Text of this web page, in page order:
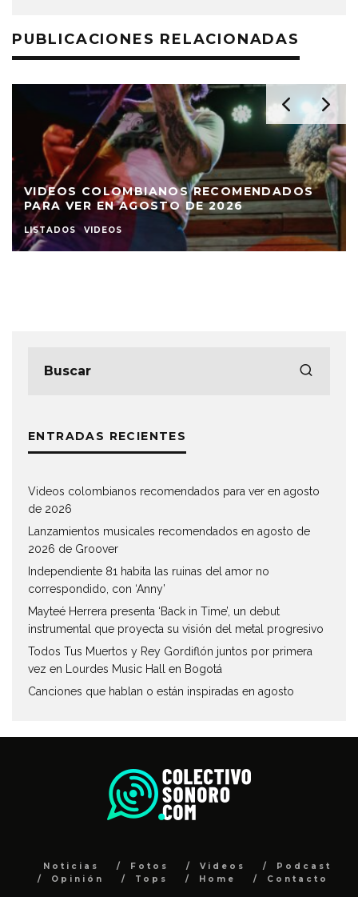
PUBLICACIONES RELACIONADAS
VIDEOS COLOMBIANOS RECOMENDADOS
PARA VER EN AGOSTO DE 2026
LISTADOS VIDEOS
ENTRADAS RECIENTES
Videos colombianos recomendados para ver en agosto
de 2026
Lanzamientos musicales recomendados en agosto de
2026 de Groover
Independiente 81 habita las ruinas del amor no
correspondido, con ‘Anny’
Mayteé Herrera presenta ‘Back in Time’, un debut
instrumental que proyecta su visión del metal progresivo
Todos Tus Muertos y Rey Gordiflón juntos por primera
vez en Lourdes Music Hall en Bogotá
Canciones que hablan o están inspiradas en agosto
Noticias Fotos Videos
Podcast
Opinión
Tops Home Contacto